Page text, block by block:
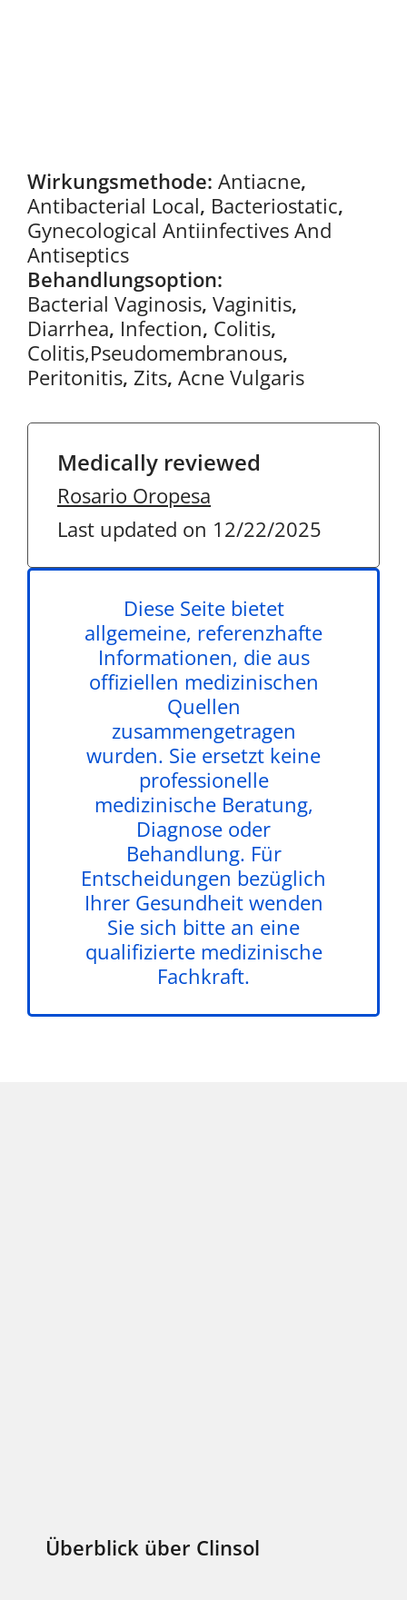
Wirkungsmethode: Antiacne,
Antibacterial Local, Bacteriostatic,
Gynecological Antiinfectives And
Antiseptics
Behandlungsoption:
Bacterial Vaginosis, Vaginitis,
Diarrhea, Infection, Colitis,
Colitis,Pseudomembranous,
Peritonitis, Zits, Acne Vulgaris
Medically reviewed
Rosario Oropesa
Last updated on 12/22/2025
Diese Seite bietet
allgemeine, referenzhafte
Informationen, die aus
offiziellen medizinischen
Quellen
zusammengetragen
wurden. Sie ersetzt keine
professionelle
medizinische Beratung,
Diagnose oder
Behandlung. Für
Entscheidungen bezüglich
Ihrer Gesundheit wenden
Sie sich bitte an eine
qualifizierte medizinische
Fachkraft.
Überblick über Clinsol